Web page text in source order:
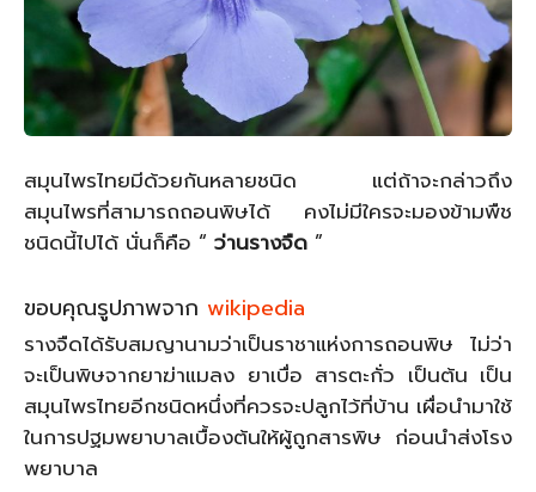
สมุนไพรไทยมีด้วยกันหลายชนิด แต่ถ้าจะกล่าวถึง
สมุนไพรที่สามารถถอนพิษได้ คงไม่มีใครจะมองข้ามพืช
ชนิดนี้ไปได้ นั่นก็คือ “ ว่านรางจืด ”
ขอบคุณรูปภาพจาก wikipedia
รางจืดได้รับสมญานามว่าเป็นราชาแห่งการถอนพิษ ไม่ว่า
จะเป็นพิษจากยาฆ่าแมลง ยาเบื่อ สารตะกั่ว เป็นต้น เป็น
สมุนไพรไทยอีกชนิดหนึ่งที่ควรจะปลูกไว้ที่บ้าน เผื่อนำมาใช้
ในการปฐมพยาบาลเบื้องต้นให้ผู้ถูกสารพิษ ก่อนนำส่งโรง
พยาบาล